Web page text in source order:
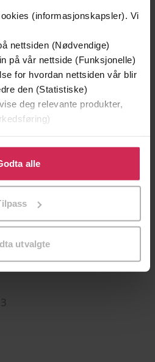
(informasjonskapsler). Vi
nettsiden (Nødvendige)
på vår nettside (Funksjonelle)
for hvordan nettsiden vår blir
den (Statistiske)
deg relevante produkter,
å gi oss ditt samtykke til å
formålene. Du kan også
formål ved å klikke
alle
utvalgte
349,-
Utskudd
Jørn Lier Horst
standalone sci-fi romance
Award finalist perfect for
Chambers